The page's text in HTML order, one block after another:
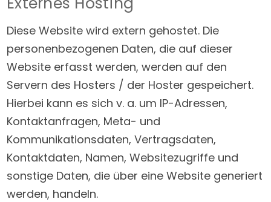
Diese Website wird extern gehostet. Die
personenbezogenen Daten, die auf dieser
Website erfasst werden, werden auf den
Servern des Hosters / der Hoster gespeichert.
Hierbei kann es sich v. a. um IP-Adressen,
Kontaktanfragen, Meta- und
Kommunikationsdaten, Vertragsdaten,
Kontaktdaten, Namen, Websitezugriffe und
sonstige Daten, die über eine Website generiert
werden, handeln.